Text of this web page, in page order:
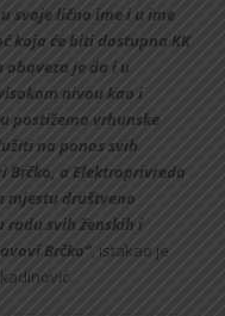
svoje lično ime i u ime
koja će biti dostupna KK
obaveza je da i u
nivou kao i
postižemo vrhunske
na ponos svih
Brčko, a Elektroprivreda
mjestu društveno
radu svih ženskih i
Brčko”, istakao je